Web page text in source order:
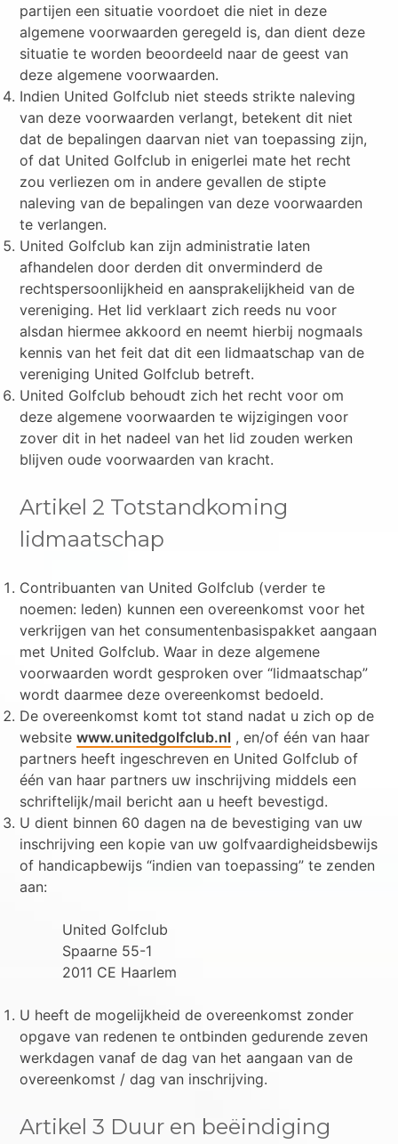
partijen een situatie voordoet die niet in deze
algemene voorwaarden geregeld is, dan dient deze
situatie te worden beoordeeld naar de geest van
deze algemene voorwaarden.
Indien United Golfclub niet steeds strikte naleving
van deze voorwaarden verlangt, betekent dit niet
dat de bepalingen daarvan niet van toepassing zijn,
of dat United Golfclub in enigerlei mate het recht
zou verliezen om in andere gevallen de stipte
naleving van de bepalingen van deze voorwaarden
te verlangen.
United Golfclub kan zijn administratie laten
afhandelen door derden dit onverminderd de
rechtspersoonlijkheid en aansprakelijkheid van de
vereniging. Het lid verklaart zich reeds nu voor
alsdan hiermee akkoord en neemt hierbij nogmaals
kennis van het feit dat dit een lidmaatschap van de
vereniging United Golfclub betreft.
United Golfclub behoudt zich het recht voor om
deze algemene voorwaarden te wijzigingen voor
zover dit in het nadeel van het lid zouden werken
blijven oude voorwaarden van kracht.
Artikel 2 Totstandkoming
lidmaatschap
Contribuanten van United Golfclub (verder te
noemen: leden) kunnen een overeenkomst voor het
verkrijgen van het consumentenbasispakket aangaan
met United Golfclub. Waar in deze algemene
voorwaarden wordt gesproken over “lidmaatschap”
wordt daarmee deze overeenkomst bedoeld.
De overeenkomst komt tot stand nadat u zich op de
websitewww.unitedgolfclub.nl , en/of één van haar
partners heeft ingeschreven en United Golfclub of
één van haar partners uw inschrijving middels een
schriftelijk/mail bericht aan u heeft bevestigd.
U dient binnen 60 dagen na de bevestiging van uw
inschrijving een kopie van uw golfvaardigheidsbewijs
of handicapbewijs “indien van toepassing” te zenden
aan:
United Golfclub
Spaarne 55-1
2011 CE Haarlem
U heeft de mogelijkheid de overeenkomst zonder
opgave van redenen te ontbinden gedurende zeven
werkdagen vanaf de dag van het aangaan van de
overeenkomst / dag van inschrijving.
Artikel 3 Duur en beëindiging